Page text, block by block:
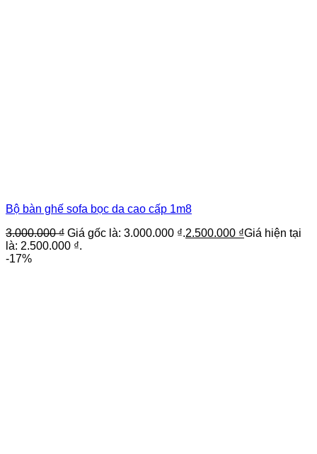
Bộ bàn ghế sofa bọc da cao cấp 1m8
3.000.000₫ Giá gốc là: 3.000.000 ₫.2.500.000 ₫Giá hiện tại
là: 2.500.000 ₫.
-17%